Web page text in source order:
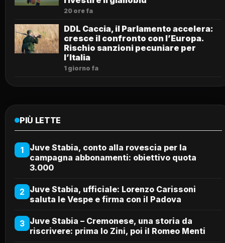
20 ore fa
DDL Caccia, il Parlamento accelera:
cresce il confronto con l’Europa.
Rischio sanzioni pecuniare per
l’Italia
1 giorno fa
PIÙ LETTE
1
Juve Stabia, conto alla rovescia per la
campagna abbonamenti: obiettivo quota
3.000
2 Juve Stabia, ufficiale: Lorenzo Carissoni
saluta le Vespe e firma con il Padova
3 Juve Stabia – Cremonese, una storia da
riscrivere: prima lo Zini, poi il Romeo Menti